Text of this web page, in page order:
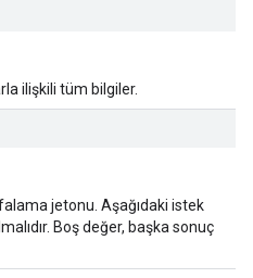
ilişkili tüm bilgiler.
jetonu. Aşağıdaki istek
Boş değer, başka sonuç